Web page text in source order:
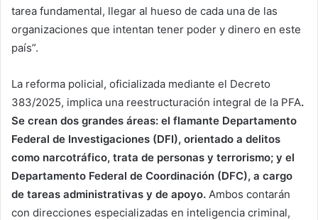
tarea fundamental, llegar al hueso de cada una de las
organizaciones que intentan tener poder y dinero en este
país”.
La reforma policial, oficializada mediante el Decreto
383/2025, implica una reestructuración integral de la PFA.
Se crean dos grandes áreas: el flamante Departamento
Federal de Investigaciones (DFI), orientado a delitos
como narcotráfico, trata de personas y terrorismo; y el
Departamento Federal de Coordinación (DFC), a cargo
de tareas administrativas y de apoyo. Ambos contarán
con direcciones especializadas en inteligencia criminal,